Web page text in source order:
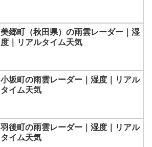
美郷町（秋田県）の雨雲レーダー｜湿
度｜リアルタイム天気
小坂町の雨雲レーダー｜湿度｜リアル
タイム天気
羽後町の雨雲レーダー｜湿度｜リアル
タイム天気